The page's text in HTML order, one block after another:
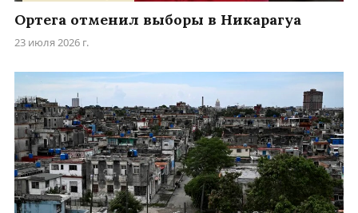
Ортега отменил выборы в Никарагуа
23 июля 2026 г.